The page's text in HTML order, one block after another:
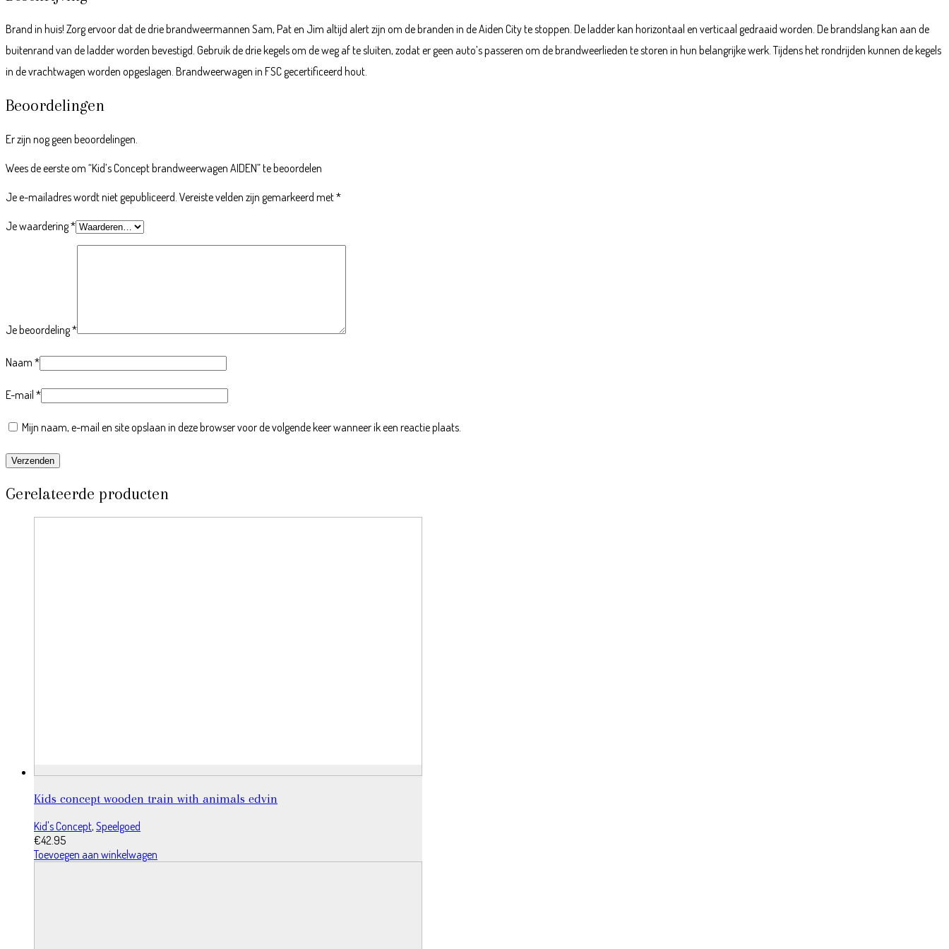
Brand in huis! Zorg ervoor dat de drie brandweermannen Sam, Pat en Jim altijd alert zijn om de branden in de Aiden City te stoppen. De ladder kan horizontaal en verticaal gedraaid worden. De brandslang kan aan de
buitenrand van de ladder worden bevestigd. Gebruik de drie kegels om de weg af te sluiten, zodat er geen auto’s passeren om de brandweerlieden te storen in hun belangrijke werk. Tijdens het rondrijden kunnen de kegels
in de vrachtwagen worden opgeslagen. Brandweerwagen in FSC gecertificeerd hout.
Beoordelingen
Er zijn nog geen beoordelingen.
Wees de eerste om “Kid’s Concept brandweerwagen AIDEN” te beoordelen
Je e-mailadres wordt niet gepubliceerd. Vereiste velden zijn gemarkeerd met*
Je waardering*
Je beoordeling*
Naam *
E-mail *
Mijn naam, e-mail en site opslaan in deze browser voor de volgende keer wanneer ik een reactie plaats.
Gerelateerde producten
Kids concept wooden train with animals edvin
Kid's Concept, Speelgoed
€42.95
Toevoegen aan winkelwagen